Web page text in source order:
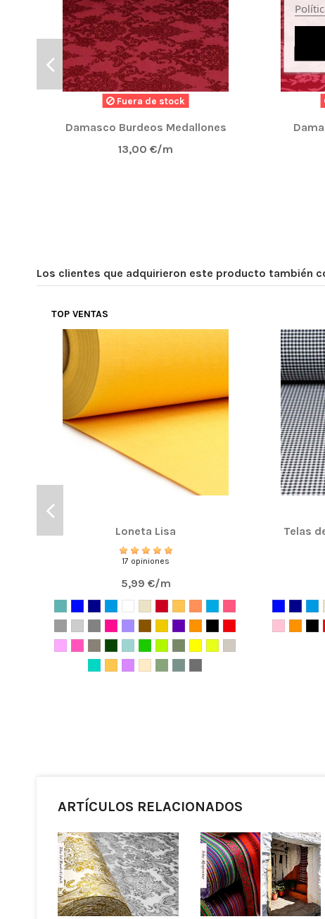
(5/5) DAMASCO
joaquin Ten19/02/2026 Damasco Dorado Versace
Compra Verificada
Muy contento con el tejido, 100% recomendable,
Fuera de stock
Damasco Burdeos Medallones
13,00 €/m
Los clientes que adquirieron este producto también
TOP VENTAS
Loneta Lisa
17 opiniones
5,99 €/m
Telas
ARTÍCULOS RELACIONADOS